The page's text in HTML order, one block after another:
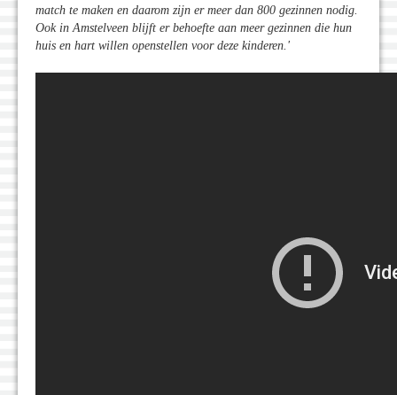
match te maken en daarom zijn er meer dan 800 gezinnen nodig.
Ook in Amstelveen blijft er behoefte aan meer gezinnen die hun
huis en hart willen openstellen voor deze kinderen.'